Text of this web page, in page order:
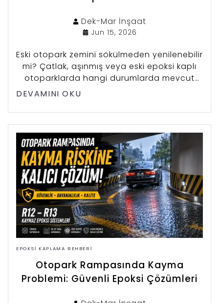
Dek-Mar İnşaat
Jun 15, 2026
Eski otopark zemini sökülmeden yenilenebilir
mi? Çatlak, aşınmış veya eski epoksi kaplı
otoparklarda hangi durumlarda mevcut
zemin üzerine yeni epoksi
senaryoları ve maliyet farklarını bu
rehberde bulabilirsiniz.
DEVAMINI OKU
EPOKSI KAPLAMA REHBERI
Otopark Rampasında Kayma
Problemi: Güvenli Epoksi Çözümleri